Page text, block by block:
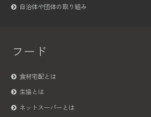
自治体や団体の取り組み
フード
食材宅配とは
生協とは
ネットスーパーとは